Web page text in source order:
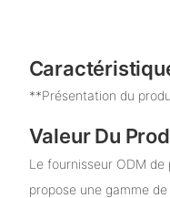
**Présentation du
Valeur Du
Le fournisseur ODM de
propose une gamme